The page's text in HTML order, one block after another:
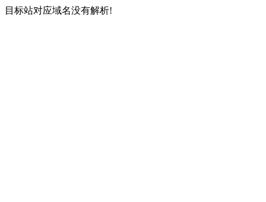
目标站对应域名没有解析!